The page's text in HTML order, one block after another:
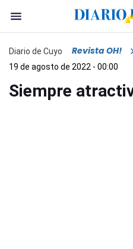
Diario de Cuyo Revista OH!
19 de agosto de 2022 - 00:00
Siempre